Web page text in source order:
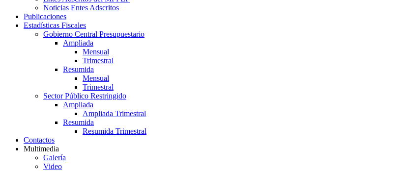
Noticias Entes Adscritos
Publicaciones
Estadísticas Fiscales
Gobierno Central Presupuestario
Ampliada
Mensual
Trimestral
Resumida
Mensual
Trimestral
Sector Público Restringido
Ampliada
Ampliada Trimestral
Resumida
Resumida Trimestral
Contactos
Multimedia
Galería
Video